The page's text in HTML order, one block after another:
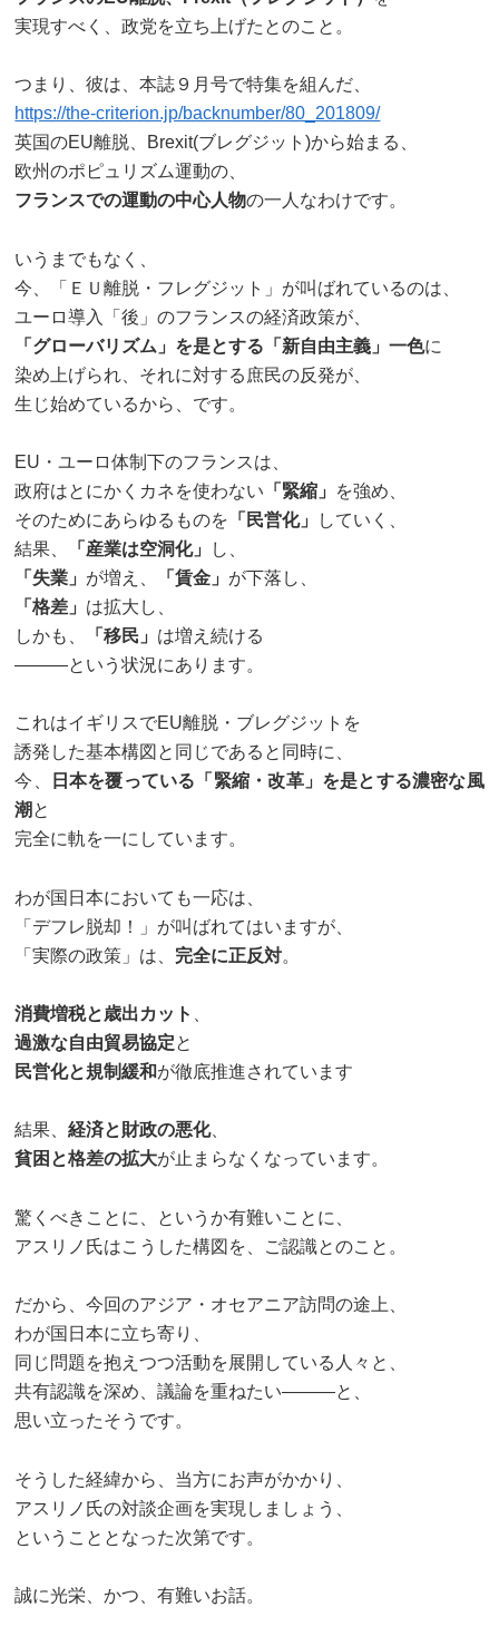
実現すべく、政党を立ち上げたとのこと。
つまり、彼は、本誌９月号で特集を組んだ、
https://the-criterion.jp/backnumber/80_201809/
英国のEU離脱、Brexit(ブレグジット)から始まる、
欧州のポピュリズム運動の、
フランスでの運動の中心人物の一人なわけです。
いうまでもなく、
今、「ＥＵ離脱・フレグジット」が叫ばれているのは、
ユーロ導入「後」のフランスの経済政策が、
「グローバリズム」を是とする「新自由主義」一色に
染め上げられ、それに対する庶民の反発が、
生じ始めているから、です。
EU・ユーロ体制下のフランスは、
政府はとにかくカネを使わない 「緊縮」 を強め、
そのためにあらゆるものを 「民営化」
していく、
結果、
「産業は空洞化」
し、
「失業」 が増え、 「賃金」 が下落し、
「格差」 は拡大し、
しかも、
「移民」 は増え続ける
―――という状況にあります。
これはイギリスでEU離脱・ブレグジットを
誘発した基本構図と同じであると同時に、
今、
日本を覆っている「緊縮・改革」を是とする濃密な風
潮 と
完全に軌を一にしています。
わが国日本においても一応は、
「デフレ脱却！」が叫ばれてはいますが、
「実際の政策」は、 完全に正反対。
消費増税と歳出カット
過激な自由貿易協定と
民営化と規制緩和が徹底推進されています
結果、経済と財政の悪化、
貧困と格差の拡大が止まらなくなっています。
驚くべきことに、というか有難いことに、
アスリノ氏はこうした構図を、ご認識とのこと。
だから、今回のアジア・オセアニア訪問の途上、
わが国日本に立ち寄り、
同じ問題を抱えつつ活動を展開している人々と、
共有認識を深め、議論を重ねたい―――と、
思い立ったそうです。
そうした経緯から、当方にお声がかかり、
アスリノ氏の対談企画を実現しましょう、
ということとなった次第です。
誠に光栄、かつ、有難いお話。